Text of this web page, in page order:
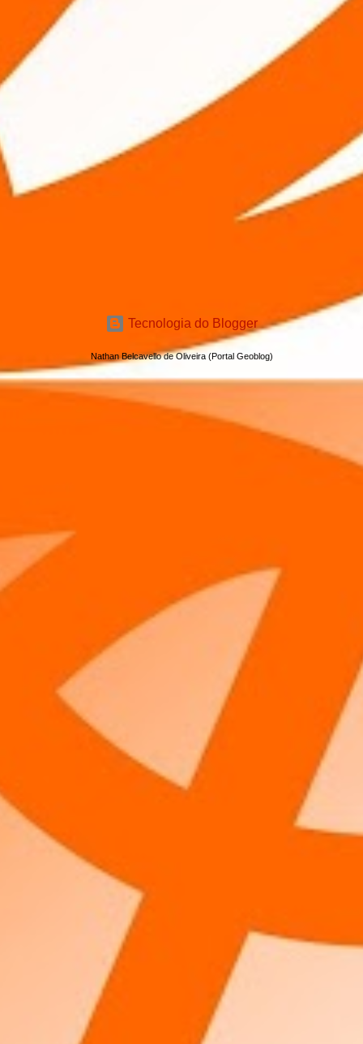
Tecnologia do Blogger
Nathan Belcavello de Oliveira (Portal Geoblog)